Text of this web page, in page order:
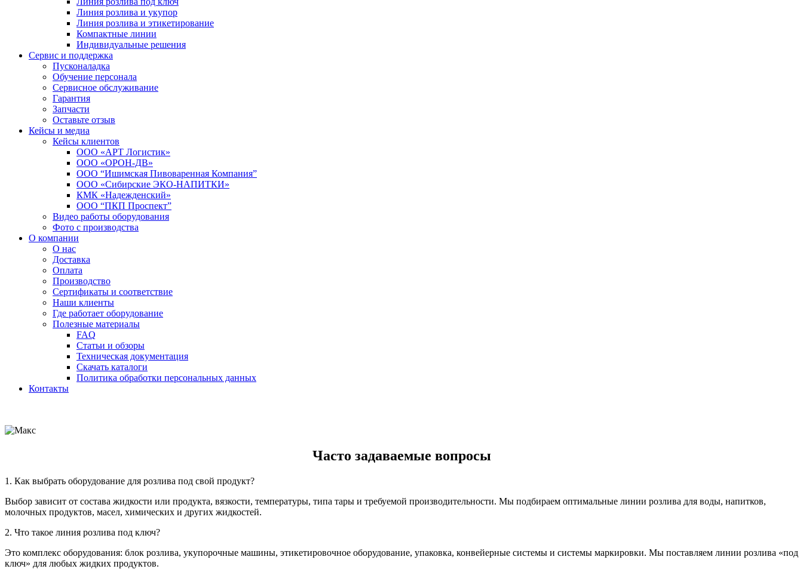
Линия розлива и укупор
Линия розлива и этикетирование
Компактные линии
Индивидуальные решения
Сервис и поддержка
Пусконаладка
Обучение персонала
Сервисное обслуживание
Гарантия
Запчасти
Оставьте отзыв
Кейсы и медиа
Кейсы клиентов
ООО «АРТ Логистик»
ООО «ОРОН-ДВ»
ООО “Ишимская Пивоваренная Компания”
ООО «Сибирские ЭКО-НАПИТКИ»
КМК «Надежденский»
ООО “ПКП Проспект”
Видео работы оборудования
Фото с производства
О компании
О нас
Доставка
Оплата
Производство
Сертификаты и соответствие
Наши клиенты
Где работает оборудование
Полезные материалы
FAQ
Статьи и обзоры
Техническая документация
Скачать каталоги
Политика обработки персональных данных
Контакты
Часто задаваемые вопросы
1. Как выбрать оборудование для розлива под свой продукт?
Выбор зависит от состава жидкости или продукта, вязкости, температуры, типа тары и требуемой производительности. Мы подбираем оптимальные линии розлива для воды, напитков,
молочных продуктов, масел, химических и других жидкостей.
2. Что такое линия розлива под ключ?
Это комплекс оборудования: блок розлива, укупорочные машины, этикетировочное оборудование, упаковка, конвейерные системы и системы маркировки. Мы поставляем линии розлива «под
ключ» для любых жидких продуктов.